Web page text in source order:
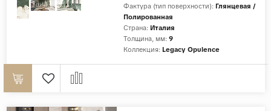
Фактура (тип поверхности): Глянцевая /
Полированная
Страна: Италия
Толщина, мм: 9
Коллекция: Legacy Opulence